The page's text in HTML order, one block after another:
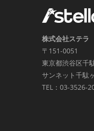
株式会社ステラ
〒151-0051
東京都渋谷区千
サンネット千駄
TEL：03-3526-